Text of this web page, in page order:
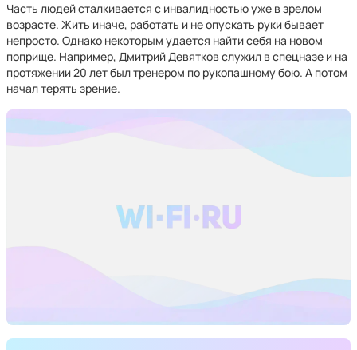
Часть людей сталкивается с инвалидностью уже в зрелом
возрасте. Жить иначе, работать и не опускать руки бывает
непросто. Однако некоторым удается найти себя на новом
поприще. Например, Дмитрий Девятков служил в спецназе и на
протяжении 20 лет был тренером по рукопашному бою. А потом
начал терять зрение.